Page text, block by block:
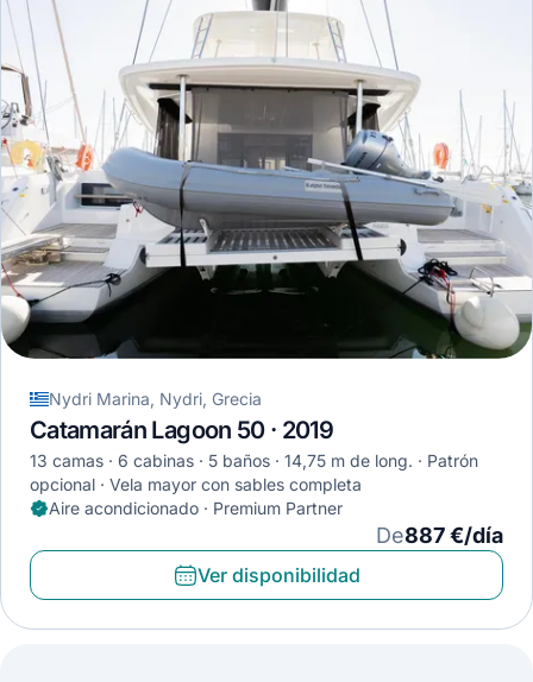
Nydri Marina, Nydri, Grecia
Catamarán Lagoon 50 · 2019
13 camas 6 cabinas 5 baños 14,75 m de long.
Patrón
opcional
Vela mayor con sables completa
Aire acondicionado · Premium Partner
De887 €/día
Ver disponibilidad